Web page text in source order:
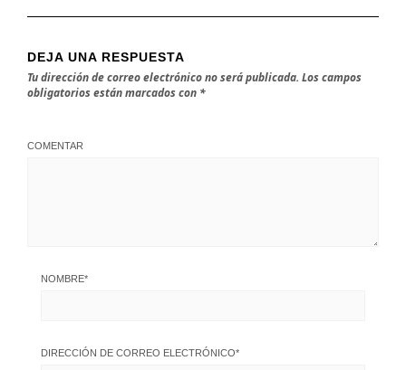
DEJA UNA RESPUESTA
Tu dirección de correo electrónico no será publicada. Los campos
obligatorios están marcados con *
COMENTAR
NOMBRE*
DIRECCIÓN DE CORREO ELECTRÓNICO*